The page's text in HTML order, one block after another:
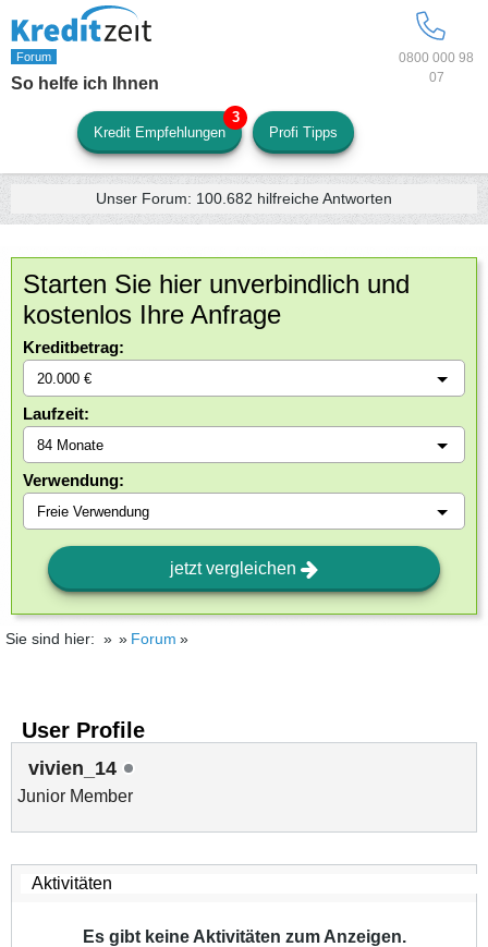
0800 000 98
07
So helfe ich Ihnen
Kredit Empfehlungen Profi Tipps
Unser Forum: 100.682 hilfreiche Antworten
Starten Sie hier unverbindlich und
kostenlos Ihre Anfrage
Kreditbetrag:
Laufzeit:
Verwendung:
jetzt vergleichen
Sie sind hier: Forum
User Profile
vivien_14
Junior Member
Es gibt keine Aktivitäten zum Anzeigen.